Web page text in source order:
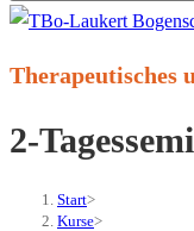
Website
Therapeutisches
2-
Start>
Kurse>